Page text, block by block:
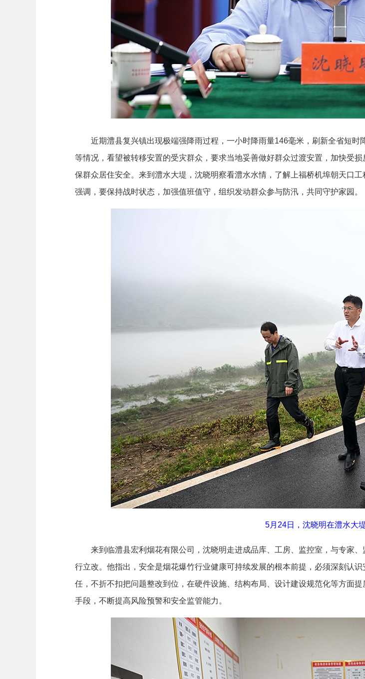
近期澧县复兴镇出现极端强降雨过程，一小时降雨量146毫米，刷新全省短时
等情况，看望被转移安置的受灾群众，要求当地妥善做好群众过渡安置，加快受
保群众居住安全。来到澧水大堤，沈晓明察看澧水水情，了解上福桥机埠朝天口
强调，要保持战时状态，加强值班值守，组织发动群众参与防汛，共同守护家园。
5月24日，沈晓明在澧水大
来到临澧县宏利烟花有限公司，沈晓明走进成品库、工房、监控室，与专家、
行立改。他指出，安全是烟花爆竹行业健康可持续发展的根本前提，必须深刻认
任，不折不扣把问题整改到位，在硬件设施、结构布局、设计建设规范化等方面
手段，不断提高风险预警和安全监管能力。